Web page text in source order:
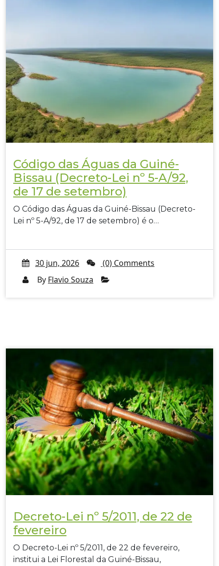
Código das Águas da Guiné-
Bissau (Decreto-Lei nº 5-A/92,
de 17 de setembro)
O Código das Águas da Guiné-Bissau (Decreto-
Lei nº 5-A/92, de 17 de setembro) é o…
30 jun, 2026
(0) Comments
By Flavio Souza
Decreto-Lei nº 5/2011, de 22 de
fevereiro
O Decreto-Lei nº 5/2011, de 22 de fevereiro,
institui a Lei Florestal da Guiné-Bissau,